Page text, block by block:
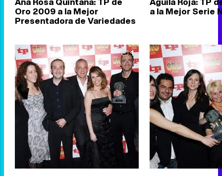
Oro 2009 a la Mejor
Presentadora de Variedades
a la Mejor Serie
1